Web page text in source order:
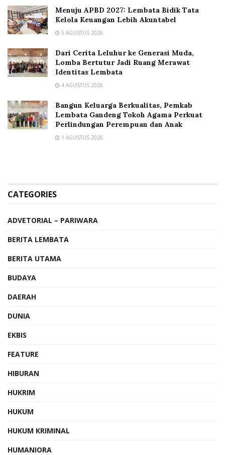
Menuju APBD 2027: Lembata Bidik Tata
Kelola Keuangan Lebih Akuntabel
5 AGUSTUS 2026
Dari Cerita Leluhur ke Generasi Muda,
Lomba Bertutur Jadi Ruang Merawat
Identitas Lembata
4 AGUSTUS 2026
Bangun Keluarga Berkualitas, Pemkab
Lembata Gandeng Tokoh Agama Perkuat
Perlindungan Perempuan dan Anak
1 AGUSTUS 2026
CATEGORIES
ADVETORIAL – PARIWARA
BERITA LEMBATA
BERITA UTAMA
BUDAYA
DAERAH
DUNIA
EKBIS
FEATURE
HIBURAN
HUKRIM
HUKUM
HUKUM KRIMINAL
HUMANIORA